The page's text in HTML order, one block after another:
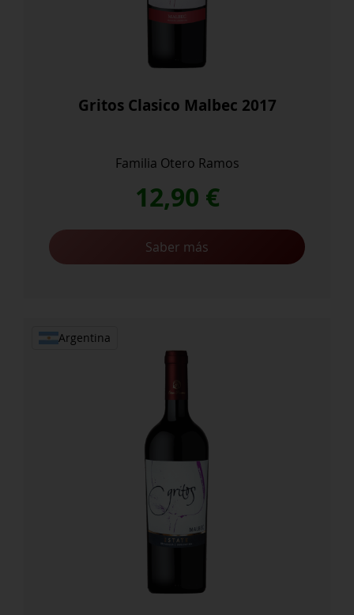
Gritos Clasico Malbec 2017
Familia Otero Ramos
12,90 €
Saber más
Argentina